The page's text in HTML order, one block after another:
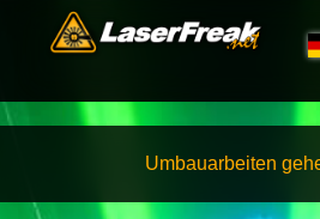
Umbauarbeiten